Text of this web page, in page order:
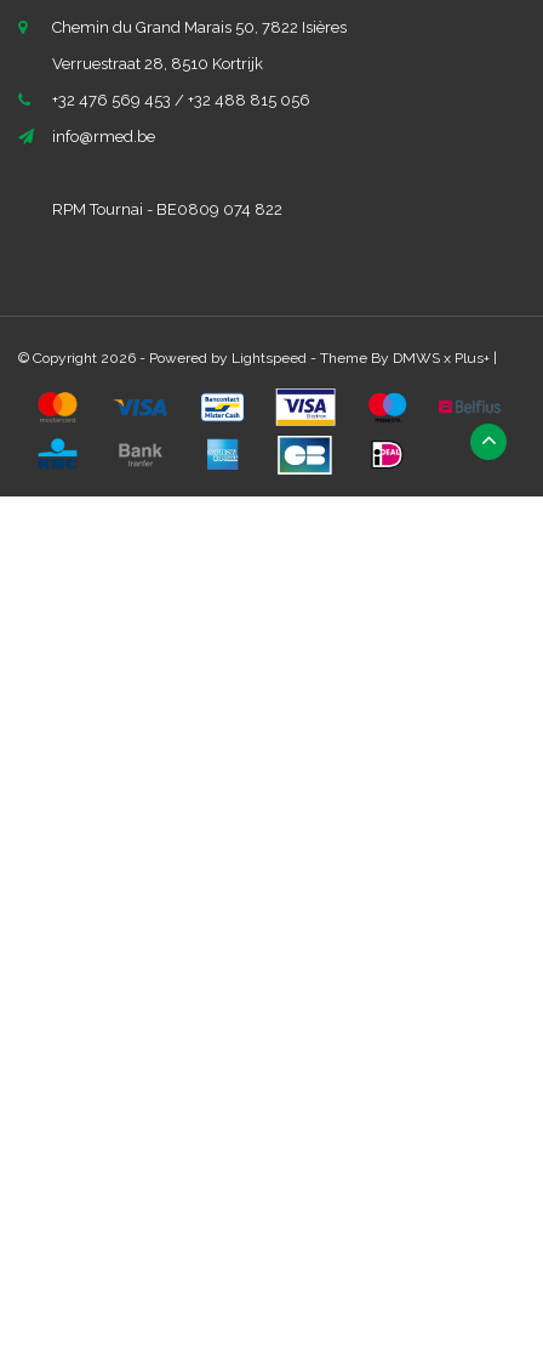
Chemin du Grand Marais 50, 7822 Isières
Verruestraat 28, 8510 Kortrijk
+32 476 569 453 / +32 488 815 056
info@rmed.be
RPM Tournai - BE0809 074 822
© Copyright 2026 - Powered by Lightspeed - Theme By DMWS x Plus+